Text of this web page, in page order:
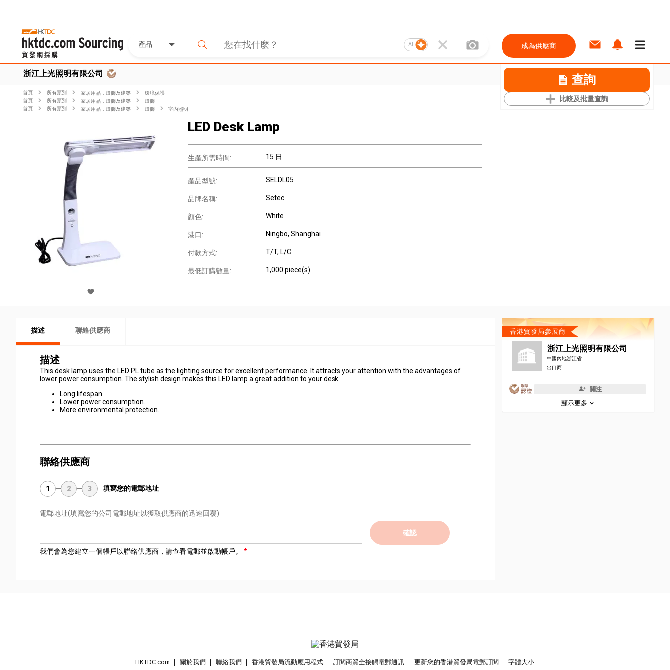
產品 AI 成為供應商
浙江上光照明有限公司 查詢
比較及批量查詢
首頁 所有類別 家居用品，燈飾及建築
環境保護
首頁
所有類別 家居用品，燈飾及建築
燈飾
首頁
所有類別 家居用品，燈飾及建築 燈飾 室內照明
LED Desk Lamp
生產所需時間: 15 日
產品型號: SELDL05
品牌名稱: Setec
顏色: White
港口: Ningbo, Shanghai
付款方式: T/T, L/C
最低訂購數量: 1,000 piece(s)
描述 聯絡供應商
描述
This desk lamp uses the LED PL tube as the lighting source for excellent performance. It attracts your attention with the advantages of
lower power consumption. The stylish design makes this LED lamp a great addition to your desk.
Long lifespan.
Lower power consumption.
More environmental protection.
聯絡供應商
1 2 3 填寫您的電郵地址
電郵地址(填寫您的公司電郵地址以獲取供應商的迅速回覆)
確認
我們會為您建立一個帳戶以聯絡供應商，請查看電郵並啟動帳戶。
香港貿發局參展商
浙江上光照明有限公司
中國內地浙江省
出口商
關注
顯示更多
HKTDC.com 關於我們 聯絡我們 香港貿發局流動應用程式 訂閱商貿全接觸電郵通訊 更新您的香港貿發局電郵訂閱 字體大小